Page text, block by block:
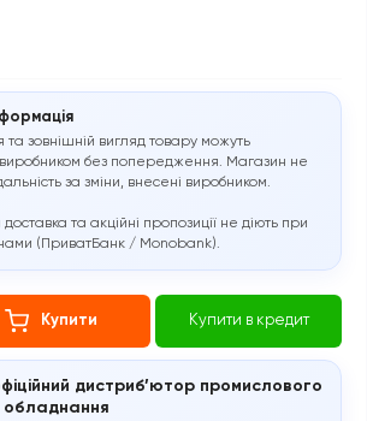
та зовнішній вигляд товару можуть
виробником без попередження. Магазин не
за зміни, внесені виробником.
та акційні пропозиції не діють при
(ПриватБанк / Monobank).
Купити Купити в кредит
дистриб’ютор промислового